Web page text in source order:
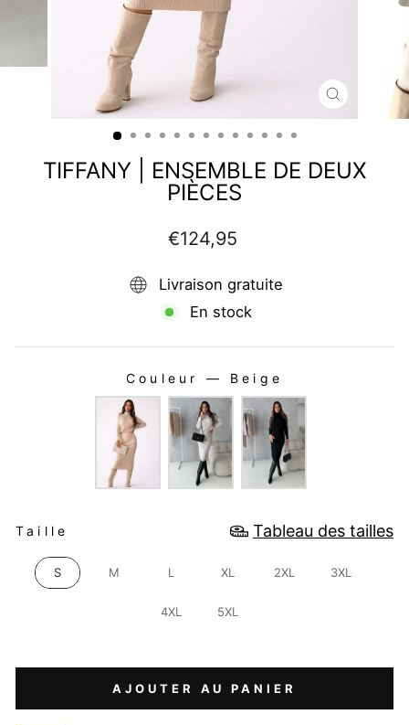
FERMER
(ESC)
TIFFANY | ENSEMBLE DE DEUX
PIÈCES
Prix
régulier
€124,95
Livraison gratuite
En stock
Couleur — Beige
COULEUR
Taille Tableau des tailles
S M L XL 2XL 3XL
4XL 5XL
AJOUTER AU PANIER